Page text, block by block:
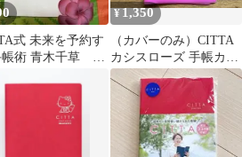
式 未来を予約す
帳術 青木千草 送
¥1,350
（カバーのみ）CITTA
カシスローズ 手帳カバ
ー 2026 A5サイズ